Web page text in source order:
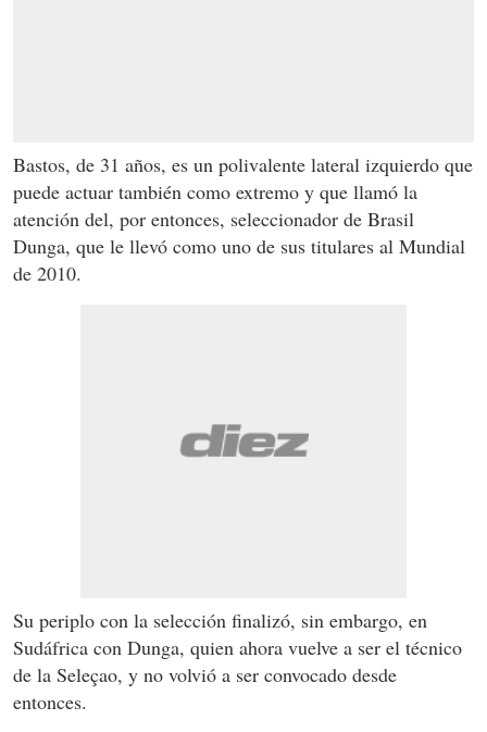
Bastos, de 31 años, es un polivalente lateral izquierdo que
puede actuar también como extremo y que llamó la
atención del, por entonces, seleccionador de Brasil
Dunga, que le llevó como uno de sus titulares al Mundial
de 2010.
Su periplo con la selección finalizó, sin embargo, en
Sudáfrica con Dunga, quien ahora vuelve a ser el técnico
de la Seleçao, y no volvió a ser convocado desde
entonces.